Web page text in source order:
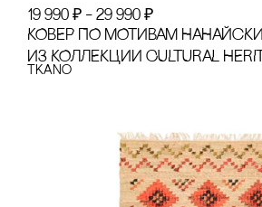
19 990 ₽ – 29 990 ₽
КОВЕР ПО МОТИВАМ
ИЗ КОЛЛЕКЦИИ CULTURAL
Tkano